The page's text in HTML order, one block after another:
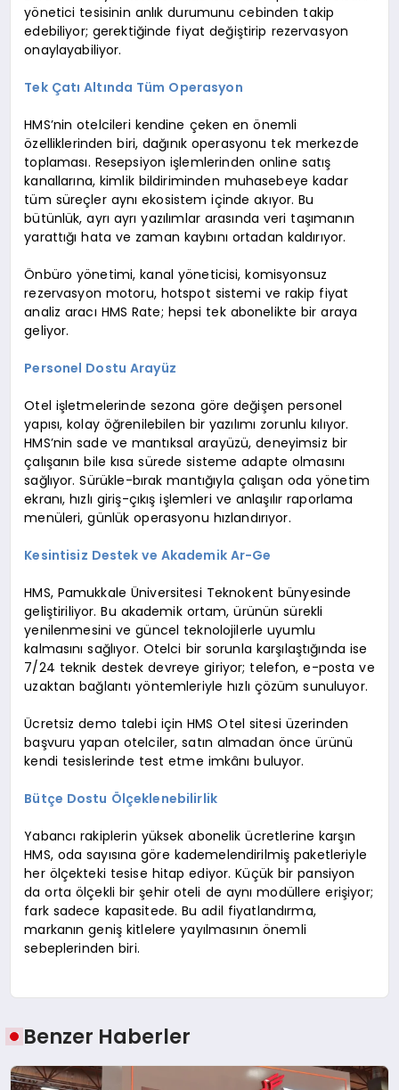
yönetici tesisinin anlık durumunu cebinden takip
edebiliyor; gerektiğinde fiyat değiştirip rezervasyon
onaylayabiliyor.
Tek Çatı Altında Tüm Operasyon
HMS’nin otelcileri kendine çeken en önemli
özelliklerinden biri, dağınık operasyonu tek merkezde
toplaması. Resepsiyon işlemlerinden online satış
kanallarına, kimlik bildiriminden muhasebeye kadar
tüm süreçler aynı ekosistem içinde akıyor. Bu
bütünlük, ayrı ayrı yazılımlar arasında veri taşımanın
yarattığı hata ve zaman kaybını ortadan kaldırıyor.
Önbüro yönetimi, kanal yöneticisi, komisyonsuz
rezervasyon motoru, hotspot sistemi ve rakip fiyat
analiz aracı HMS Rate; hepsi tek abonelikte bir araya
geliyor.
Personel Dostu Arayüz
Otel işletmelerinde sezona göre değişen personel
yapısı, kolay öğrenilebilen bir yazılımı zorunlu kılıyor.
HMS’nin sade ve mantıksal arayüzü, deneyimsiz bir
çalışanın bile kısa sürede sisteme adapte olmasını
sağlıyor. Sürükle-bırak mantığıyla çalışan oda yönetim
ekranı, hızlı giriş-çıkış işlemleri ve anlaşılır raporlama
menüleri, günlük operasyonu hızlandırıyor.
Kesintisiz Destek ve Akademik Ar-Ge
HMS, Pamukkale Üniversitesi Teknokent bünyesinde
geliştiriliyor. Bu akademik ortam, ürünün sürekli
yenilenmesini ve güncel teknolojilerle uyumlu
kalmasını sağlıyor. Otelci bir sorunla karşılaştığında ise
7/24 teknik destek devreye giriyor; telefon, e-posta ve
uzaktan bağlantı yöntemleriyle hızlı çözüm sunuluyor.
Ücretsiz demo talebi için HMS Otel sitesi üzerinden
başvuru yapan otelciler, satın almadan önce ürünü
kendi tesislerinde test etme imkânı buluyor.
Bütçe Dostu Ölçeklenebilirlik
Yabancı rakiplerin yüksek abonelik ücretlerine karşın
HMS, oda sayısına göre kademelendirilmiş paketleriyle
her ölçekteki tesise hitap ediyor. Küçük bir pansiyon
da orta ölçekli bir şehir oteli de aynı modüllere erişiyor;
fark sadece kapasitede. Bu adil fiyatlandırma,
markanın geniş kitlelere yayılmasının önemli
sebeplerinden biri.
Benzer Haberler